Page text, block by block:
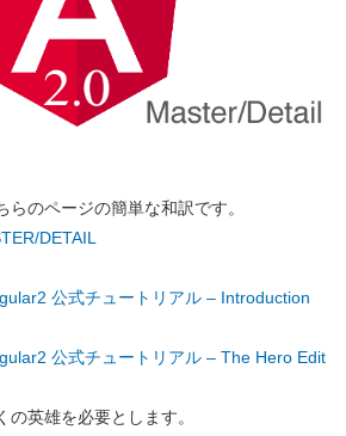
らのページの簡単な和訳です。
DETAIL
公式チュートリアル – Introduction
公式チュートリアル – The Hero Edit
英雄を必要とします。